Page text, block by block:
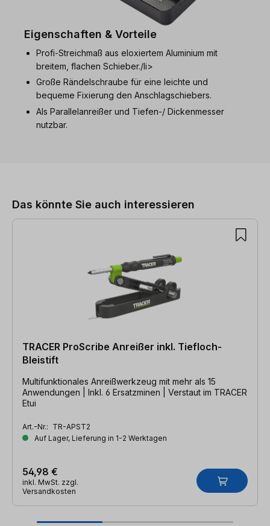
Eigenschaften & Vorteile
Profi-Streichmaß aus eloxiertem Aluminium mit
breitem, flachen Schieber./li>
Große Rändelschraube für eine leichte und
bequeme Fixierung den Anschlagschiebers.
Als Parallelanreißer und Tiefen-/ Dickenmesser
nutzbar.
Das könnte Sie auch interessieren
TRACER ProScribe Anreißer inkl. Tiefloch-
Bleistift
Multifunktionales Anreißwerkzeug mit mehr als 15
Anwendungen | Inkl. 6 Ersatzminen | Verstaut im TRACER
Etui
Art.-Nr.: TR-APST2
Auf Lager, Lieferung in 1-2 Werktagen
54,98 €
inkl. MwSt. zzgl.
Versandkosten